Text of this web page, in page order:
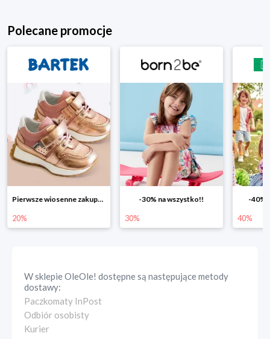
Polecane promocje
-30% na wszystko!!
30%
-40% na drugą sztukę
40% 25%
W sklepieOleOle! dostępne są następujące metody
dostawy:
Paczkomaty InPost
Odbiór osobisty
Kurier